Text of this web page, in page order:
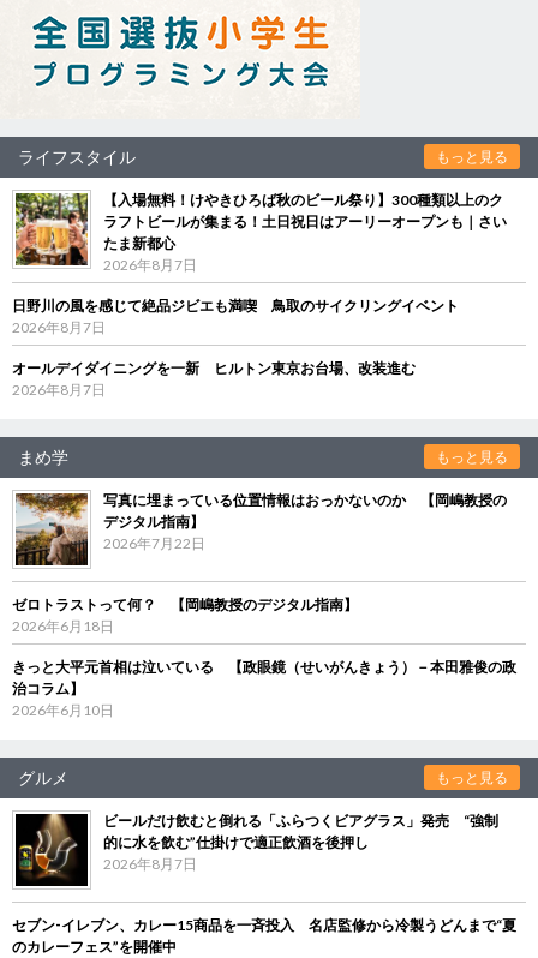
ライフスタイル もっと見る
【入場無料！けやきひろば秋のビール祭り】300種類以上のク
ラフトビールが集まる！土日祝日はアーリーオープンも｜さい
たま新都心
2026年8月7日
日野川の風を感じて絶品ジビエも満喫 鳥取のサイクリングイベント
2026年8月7日
オールデイダイニングを一新 ヒルトン東京お台場、改装進む
2026年8月7日
まめ学 もっと見る
写真に埋まっている位置情報はおっかないのか 【岡嶋教授の
デジタル指南】
2026年7月22日
ゼロトラストって何？ 【岡嶋教授のデジタル指南】
2026年6月18日
きっと大平元首相は泣いている 【政眼鏡（せいがんきょう）－本田雅俊の政
治コラム】
2026年6月10日
グルメ もっと見る
ビールだけ飲むと倒れる「ふらつくビアグラス」発売 “強制
的に水を飲む”仕掛けで適正飲酒を後押し
2026年8月7日
セブン‐イレブン、カレー15商品を一斉投入 名店監修から冷製うどんまで“夏
のカレーフェス”を開催中